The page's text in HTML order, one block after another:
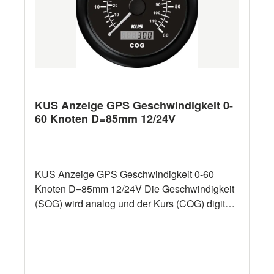
KUS Anzeige GPS Geschwindigkeit 0-
60 Knoten D=85mm 12/24V
KUS Anzeige GPS Geschwindigkeit 0-60
Knoten D=85mm 12/24V Die Geschwindigkeit
(SOG) wird analog und der Kurs (COG) digital